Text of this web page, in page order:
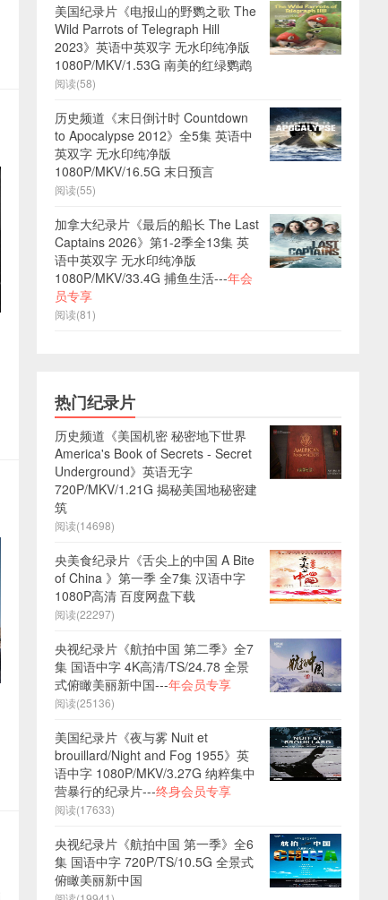
美国纪录片《电报山的野鹦之歌 The
Wild Parrots of Telegraph Hill
2023》英语中英双字 无水印纯净版
1080P/MKV/1.53G 南美的红绿鹦鹉
阅读(58)
历史频道《末日倒计时 Countdown
to Apocalypse 2012》全5集 英语中
英双字 无水印纯净版
1080P/MKV/16.5G 末日预言
阅读(55)
加拿大纪录片《最后的船长 The Last
Captains 2026》第1-2季全13集 英
语中英双字 无水印纯净版
1080P/MKV/33.4G 捕鱼生活---年会
员专享
阅读(81)
热门纪录片
历史频道《美国机密 秘密地下世界
America's Book of Secrets - Secret
Underground》英语无字
720P/MKV/1.21G 揭秘美国地秘密建
筑
阅读(14698)
央美食纪录片《舌尖上的中国 A Bite
of China 》第一季 全7集 汉语中字
1080P高清 百度网盘下载
阅读(22297)
央视纪录片《航拍中国 第二季》全7
集 国语中字 4K高清/TS/24.78 全景
式俯瞰美丽新中国---年会员专享
阅读(25136)
美国纪录片《夜与雾 Nuit et
brouillard/Night and Fog 1955》英
语中字 1080P/MKV/3.27G 纳粹集中
营暴行的纪录片---终身会员专享
阅读(17633)
央视纪录片《航拍中国 第一季》全6
集 国语中字 720P/TS/10.5G 全景式
俯瞰美丽新中国